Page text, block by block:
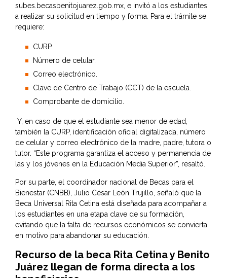
subes.becasbenitojuarez.gob.mx, e invitó a los estudiantes
a realizar su solicitud en tiempo y forma. Para el trámite se
requiere:
CURP.
Número de celular.
Correo electrónico.
Clave de Centro de Trabajo (CCT) de la escuela.
Comprobante de domicilio.
Y, en caso de que el estudiante sea menor de edad,
también la CURP, identificación oficial digitalizada, número
de celular y correo electrónico de la madre, padre, tutora o
tutor. “Este programa garantiza el acceso y permanencia de
las y los jóvenes en la Educación Media Superior”, resaltó.
Por su parte, el coordinador nacional de Becas para el
Bienestar (CNBB), Julio César León Trujillo, señaló que la
Beca Universal Rita Cetina está diseñada para acompañar a
los estudiantes en una etapa clave de su formación,
evitando que la falta de recursos económicos se convierta
en motivo para abandonar su educación.
Recurso de la beca Rita Cetina y Benito
Juárez llegan de forma directa a los